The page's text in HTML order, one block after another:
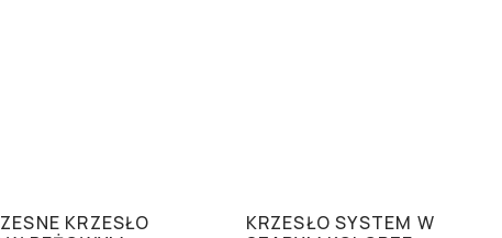
KRZESŁO
KRZESŁO SYSTEM W